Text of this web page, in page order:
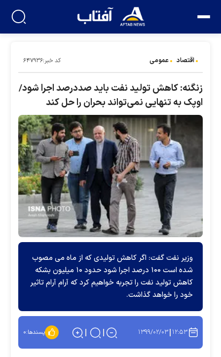
اقتصاد عمومی کد خبر:۶۴۷۹۳۶
زنگنه: کاهش تولید نفت باید صددرصد اجرا شود/
اوپک به تنهایی نمی‌تواند بحران را حل کند
وزیر نفت گفت: اگر کاهش تولیدی که از ماه می مصوب
شده است ۱۰۰ درصد اجرا شود حدود ۱۰ میلیون بشکه
کاهش تولید نفت را تجربه خواهیم کرد که آرام آرام تاثیر
خود را خواهد گذاشت.
۱۲:۵۳ ۱۳۹۹/۰۲/۰۳ پسندها:۰